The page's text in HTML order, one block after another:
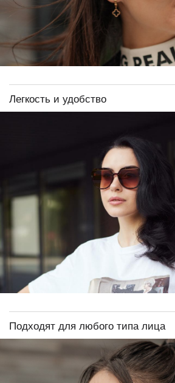
Легкость и удобство
Подходят для любого типа лица